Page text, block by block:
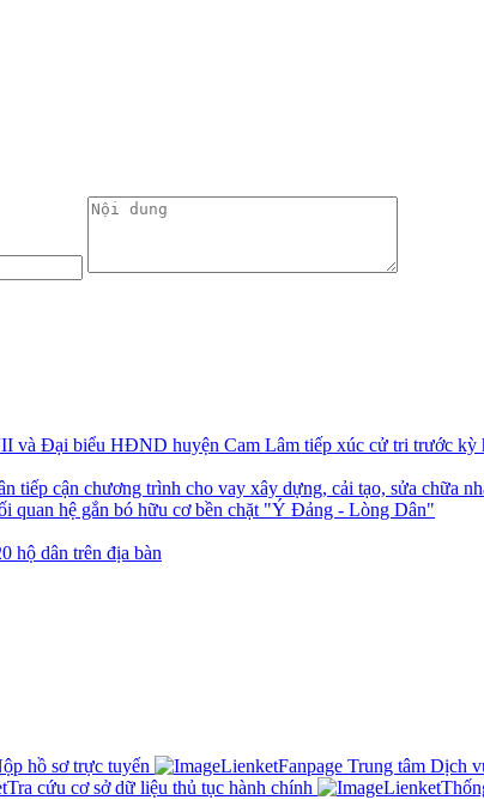
Đại biểu HĐND huyện Cam Lâm tiếp xúc cử tri trước
cận chương trình cho vay xây dựng, cải tạo, sửa chữa
quan hệ gắn bó hữu cơ bền chặt "Ý Đảng - Lòng Dân"
hộ dân trên địa bàn
hồ sơ trực tuyến
Fanpage Trung tâm Dịch
Tra cứu cơ sở dữ liệu thủ tục hành chính